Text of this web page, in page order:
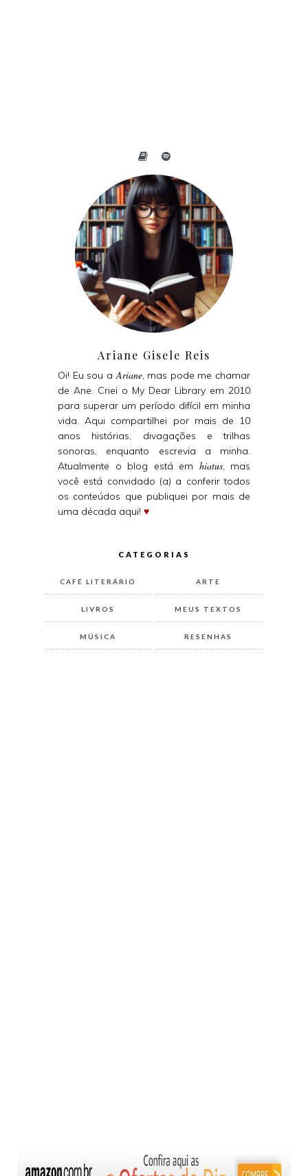
Ariane Gisele Reis
Oi! Eu sou aAriane, mas pode me chamar
de Ane. Criei o My Dear Library em 2010
para superar um período difícil em minha
vida. Aqui compartilhei por mais de 10
anos histórias, divagações e trilhas
sonoras, enquanto escrevia a minha.
Atualmente o blog está em hiatus, mas
você está convidado (a) a conferir todos
os conteúdos que publiquei por mais de
uma década aqui! ♥
CATEGORIAS
CAFÉ LITERÁRIO ARTE
LIVROS MEUS TEXTOS
MÚSICA RESENHAS